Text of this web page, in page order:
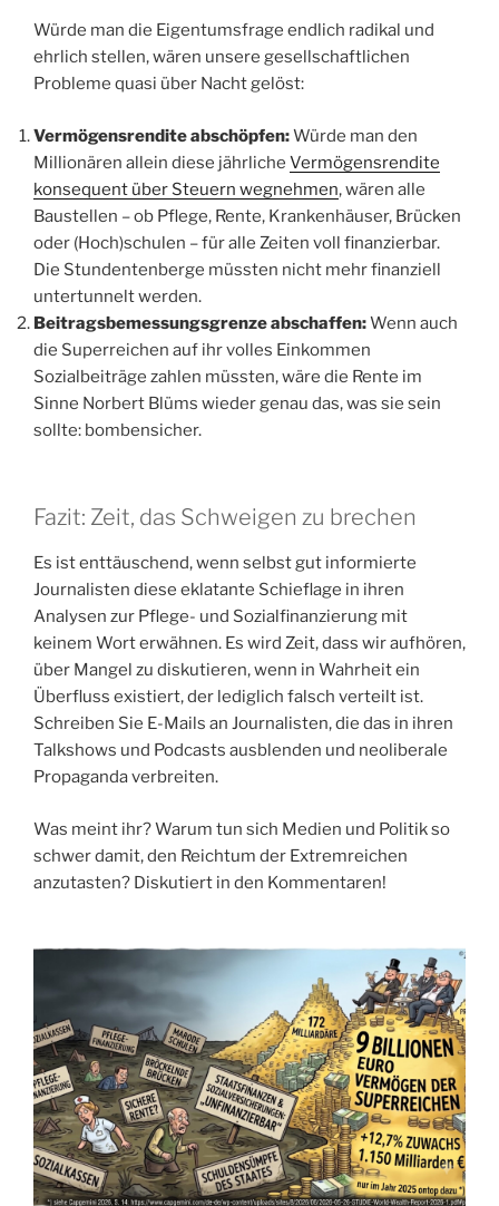
Würde man die Eigentumsfrage endlich radikal und
ehrlich stellen, wären unsere gesellschaftlichen
Probleme quasi über Nacht gelöst:
Vermögensrendite abschöpfen:Würde man den
Millionären allein diese jährliche Vermögensrendite
konsequent über Steuern wegnehmen, wären alle
Baustellen – ob Pflege, Rente, Krankenhäuser, Brücken
oder (Hoch)schulen – für alle Zeiten voll finanzierbar.
Die Stundentenberge müssten nicht mehr finanziell
untertunnelt werden.
Beitragsbemessungsgrenze abschaffen:Wenn auch
die Superreichen auf ihr volles Einkommen
Sozialbeiträge zahlen müssten, wäre die Rente im
Sinne Norbert Blüms wieder genau das, was sie sein
sollte: bombensicher.
Fazit: Zeit, das Schweigen zu brechen
Es ist enttäuschend, wenn selbst gut informierte
Journalisten diese eklatante Schieflage in ihren
Analysen zur Pflege- und Sozialfinanzierung mit
keinem Wort erwähnen. Es wird Zeit, dass wir aufhören,
über Mangel zu diskutieren, wenn in Wahrheit ein
Überfluss existiert, der lediglich falsch verteilt ist.
Schreiben Sie E-Mails an Journalisten, die das in ihren
Talkshows und Podcasts ausblenden und neoliberale
Propaganda verbreiten.
Was meint ihr? Warum tun sich Medien und Politik so
schwer damit, den Reichtum der Extremreichen
anzutasten? Diskutiert in den Kommentaren!